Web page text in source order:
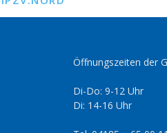
Öffnungszeiten der
Di-Do: 9-12 Uhr
Di: 14-16 Uhr